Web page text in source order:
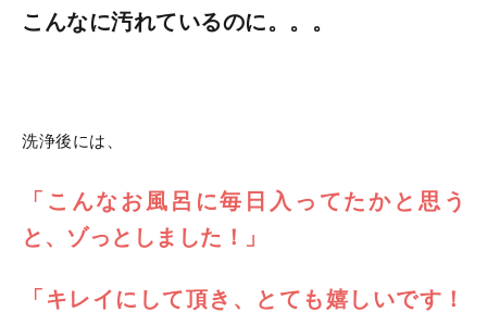
こんなに汚れているのに。。。
洗浄後には、
「こんなお風呂に毎日入ってたかと思う
と、ゾっとしました！」
「キレイにして頂き、とても嬉しいです！